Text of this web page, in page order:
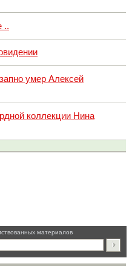
..
умер Алексей
коллекции Нина
материалов